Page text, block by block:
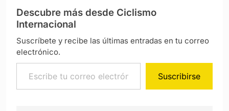
Descubre más desde Ciclismo
Internacional
Suscríbete y recibe las últimas entradas en tu correo
electrónico.
Escribe tu correo electrónico…
Suscribirse